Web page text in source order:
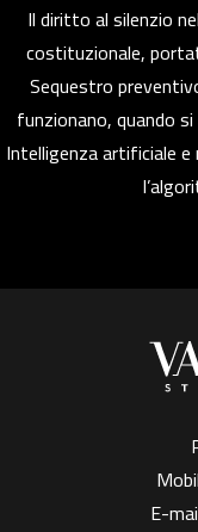
Il diritto al silenzio
costituzionale,
Sequestro
funzionano, quando
Intelligenza artificiale e
E-